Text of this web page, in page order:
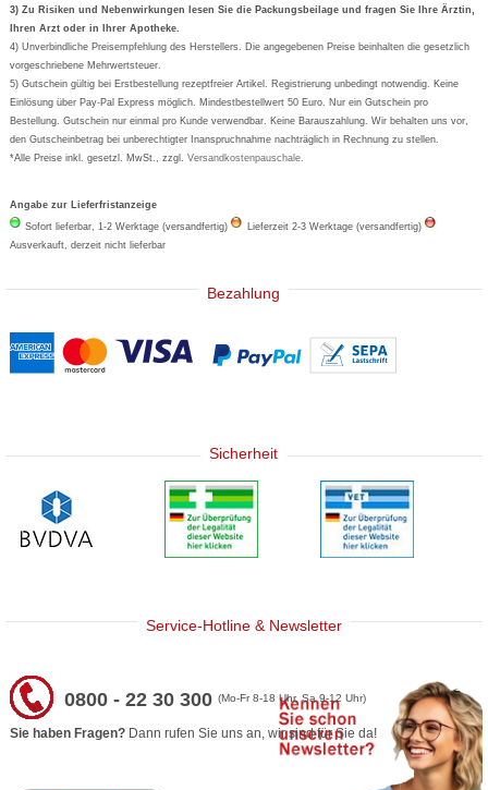
Formoline
Wick
Eucerin
Basica
3) Zu Risiken und Nebenwirkungen lesen Sie die Packungsbeilage und fragen Sie Ihre Ärztin,
Ihren Arzt oder in Ihrer Apotheke.
4) Unverbindliche Preisempfehlung des Herstellers. Die angegebenen Preise beinhalten die gesetzlich
vorgeschriebene Mehrwertsteuer.
5) Gutschein gültig bei Erstbestellung rezeptfreier Artikel. Registrierung unbedingt notwendig. Keine
Einlösung über Pay-Pal Express möglich. Mindestbestellwert 50 Euro. Nur ein Gutschein pro
Bestellung. Gutschein nur einmal pro Kunde verwendbar. Keine Barauszahlung. Wir behalten uns vor,
den Gutscheinbetrag bei unberechtigter Inanspruchnahme nachträglich in Rechnung zu stellen.
*Alle Preise inkl. gesetzl. MwSt., zzgl.Versandkostenpauschale
Angabe zur Lieferfristanzeige
Sofort lieferbar, 1-2 Werktage (versandfertig)
Lieferzeit 2-3 Werktage (versandfertig)
Ausverkauft, derzeit nicht lieferbar
Bezahlung
Sicherheit
Service-Hotline & Newsletter
0800 - 22 30 300(Mo-Fr 8-18 Uhr, Sa 9-12 Uhr)
Sie haben Fragen? Dann rufen Sie uns an, wir sind für Sie da!